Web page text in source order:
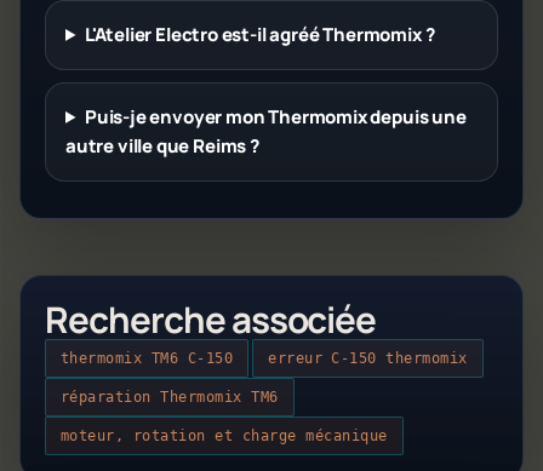
L'Atelier Electro est-il agréé Thermomix ?
Puis-je envoyer mon Thermomix depuis une
autre ville que Reims ?
Recherche associée
thermomix TM6 C-150 erreur C-150 thermomix
réparation Thermomix TM6
moteur, rotation et charge mécanique